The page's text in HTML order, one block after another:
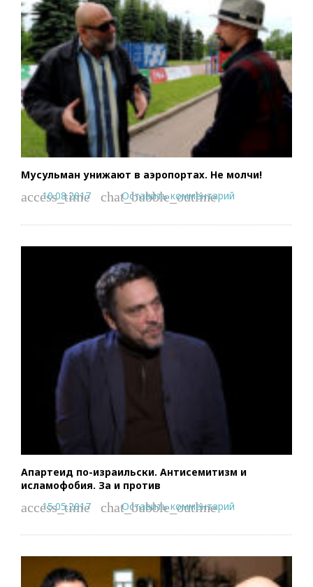
Мусульман унижают в аэропортах. Не молчи!
access_time
10.08.2017 chat_bubble_outline
Оставить комментарий
Апартеид по-израильски. Антисемитизм и
исламофобия. За и против
access_time
15.05.2017 chat_bubble_outline
Оставить комментарий